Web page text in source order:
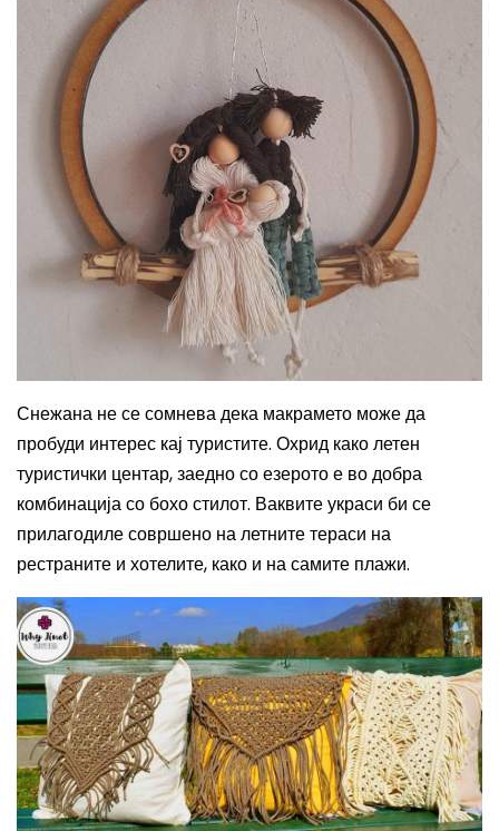
Снежана не се сомнева дека макрамето може да
пробуди интерес кај туристите. Охрид како летен
туристички центар, заедно со езерото е во добра
комбинација со бохо стилот. Ваквите украси би се
прилагодиле совршено на летните тераси на
рестраните и хотелите, како и на самите плажи.